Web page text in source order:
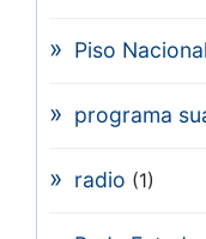
Piso
programa
radio (1)